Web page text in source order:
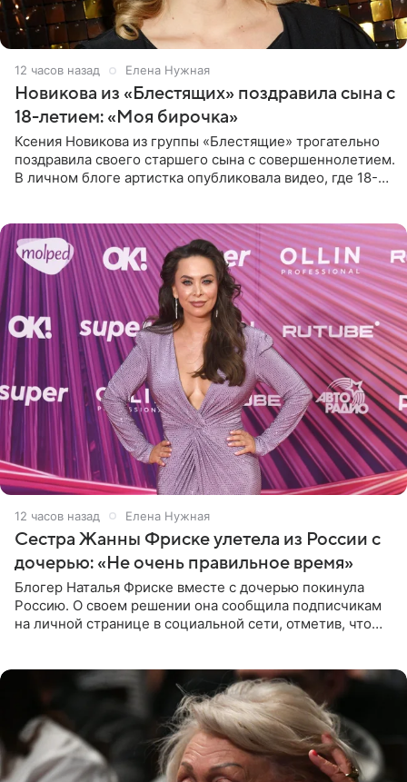
12 часов назад Елена Нужная
Новикова из «Блестящих» поздравила сына с
18-летием: «Моя бирочка»
Ксения Новикова из группы «Блестящие» трогательно
поздравила своего старшего сына с совершеннолетием.
В личном блоге артистка опубликовала видео, где 18-
12 часов назад Елена Нужная
Сестра Жанны Фриске улетела из России с
дочерью: «Не очень правильное время»
Блогер Наталья Фриске вместе с дочерью покинула
Россию. О своем решении она сообщила подписчикам
на личной странице в социальной сети, отметив, что